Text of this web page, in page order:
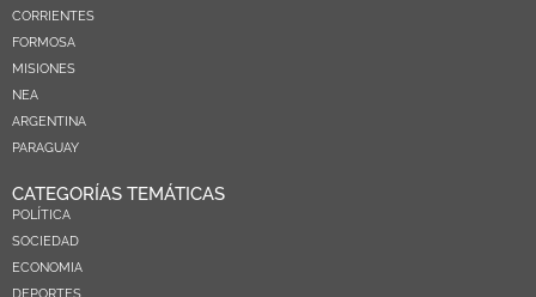
CORRIENTES
FORMOSA
MISIONES
NEA
ARGENTINA
PARAGUAY
CATEGORÍAS TEMÁTICAS
POLÍTICA
SOCIEDAD
ECONOMIA